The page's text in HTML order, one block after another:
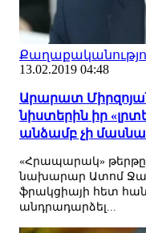
13.02.2019 04:48
Արարատ
նիստերին իր
անձամբ չի
«Հրապարակ» թերթը
նախարար Ատոմ
ֆրակցիայի հետ
անդրադարձել...